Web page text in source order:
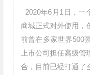
2020年6月1日，一
商城正式对外使用，
前曾在多家世界500
上市公司担任高级
合，目前已经打通了